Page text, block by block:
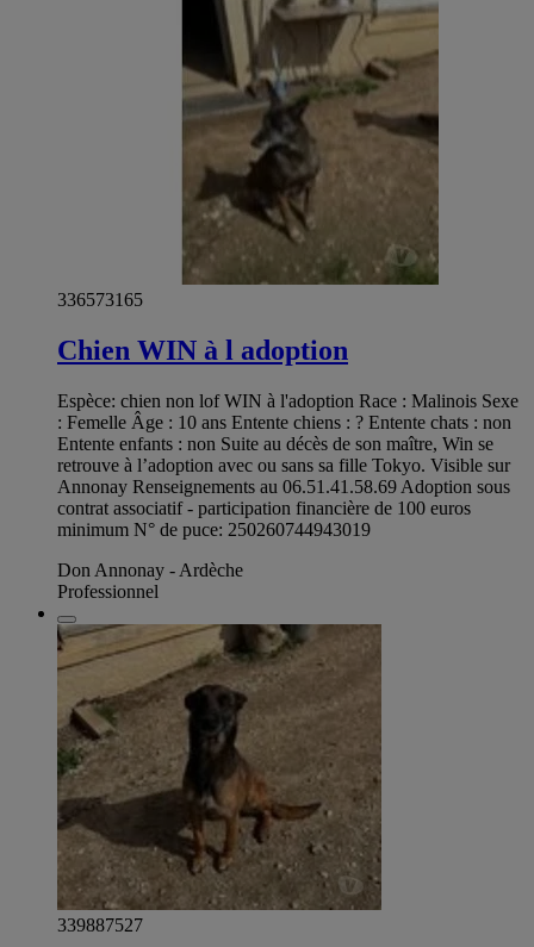
336573165
Chien WIN à l adoption
Espèce: chien non lof WIN à l'adoption Race : Malinois Sexe
: Femelle Âge : 10 ans Entente chiens : ? Entente chats : non
Entente enfants : non Suite au décès de son maître, Win se
retrouve à l’adoption avec ou sans sa fille Tokyo. Visible sur
Annonay Renseignements au 06.51.41.58.69 Adoption sous
contrat associatif - participation financière de 100 euros
minimum N° de puce: 250260744943019
Don Annonay - Ardèche
Professionnel
339887527